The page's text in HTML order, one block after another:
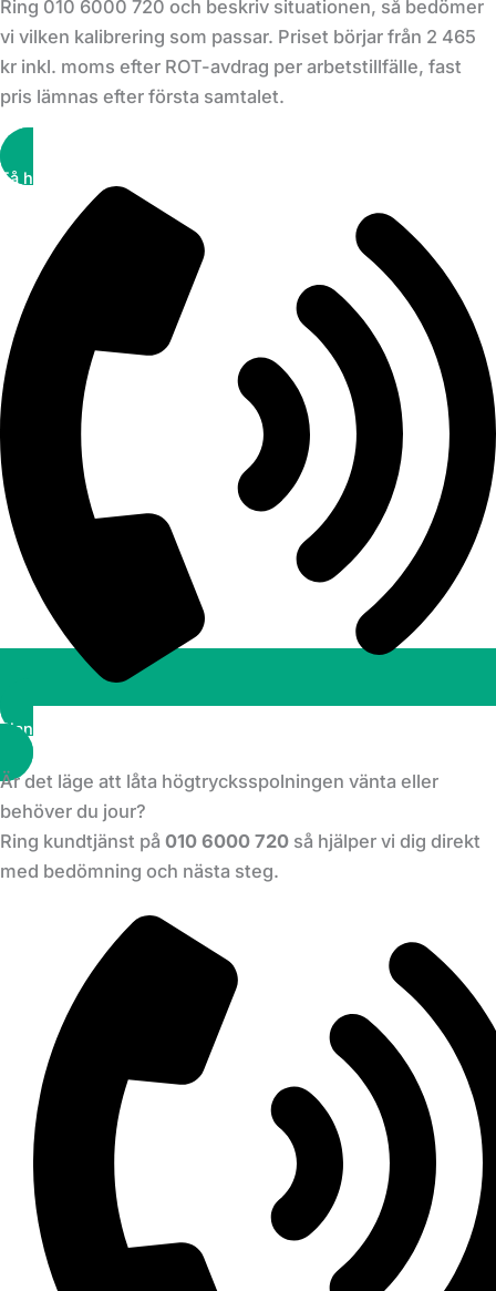
Ring 010 6000 720 och beskriv situationen, så bedömer
vi vilken kalibrering som passar. Priset börjar från 2 465
kr inkl. moms efter ROT-avdrag per arbetstillfälle, fast
pris lämnas efter första samtalet.
Få hjälp snabbt!
Planera ett besök
Är det läge att låta högtrycksspolningen vänta eller
behöver du jour?
Ring kundtjänst på 010 6000 720 så hjälper vi dig direkt
med bedömning och nästa steg.